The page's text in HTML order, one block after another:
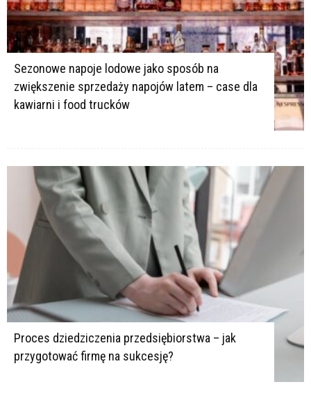
Sezonowe napoje lodowe jako sposób na
zwiększenie sprzedaży napojów latem – case dla
kawiarni i food trucków
Proces dziedziczenia przedsiębiorstwa – jak
przygotować firmę na sukcesję?